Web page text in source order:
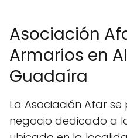
Asociación
Armarios en
Guadaíra
La Asociación Afar
negocio dedicado a